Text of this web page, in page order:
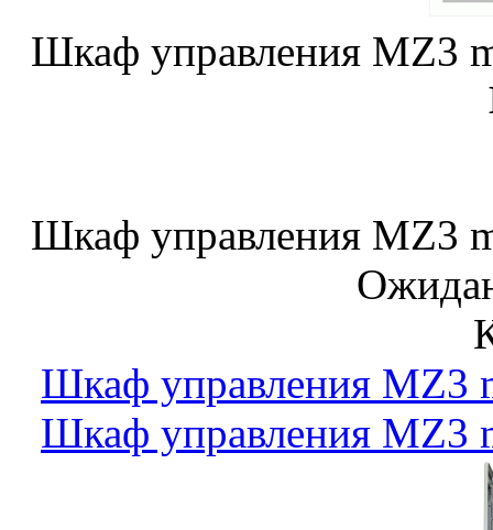
Шкаф управления MZ3
Шкаф управления MZ3
Шкаф управления
Шкаф управления